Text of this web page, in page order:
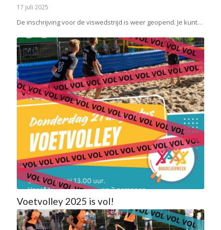
17 juli 2025
De inschrijving voor de viswedstrijd is weer geopend. Je kunt…
Voetvolley 2025 is vol!